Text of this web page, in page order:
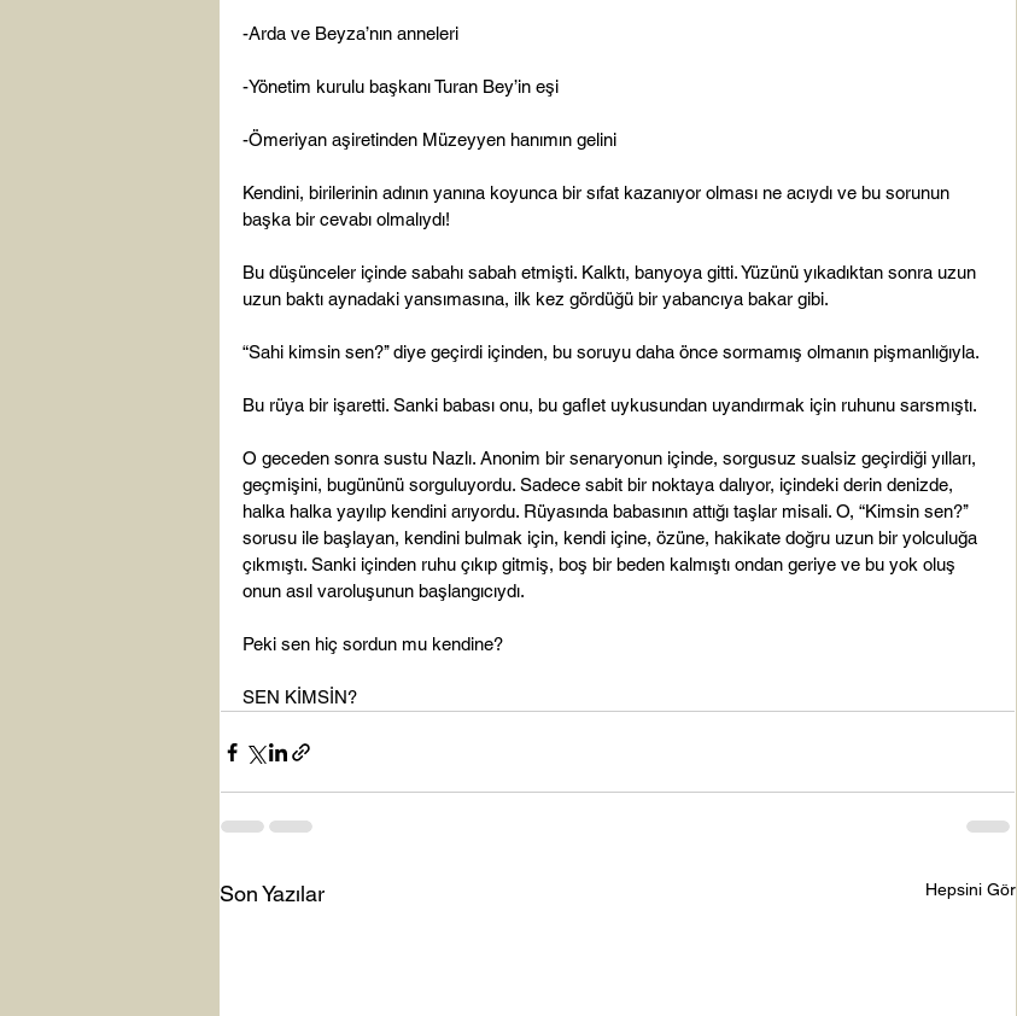
-Arda ve Beyza­’nın anneleri
-Yönetim kurulu başkanı Turan Bey’in eşi
-Ömeriyan aşiretinden Müzeyyen hanımın gelini
Kendini, birilerinin adının yanına koyunca bir sıfat kazanıyor olması ne acıydı ve bu sorunun
başka bir cevabı olmalıydı!
Bu düşünceler içinde sabahı sabah etmişti. Kalktı, banyoya gitti. Yüzünü yıkadıktan sonra uzun
uzun baktı aynadaki yansımasına, ilk kez gördüğü bir yabancıya bakar gibi.
“Sahi kimsin sen?’’ diye geçirdi içinden, bu soruyu daha önce sormamış olmanın pişmanlığıyla.
Bu rüya bir işaretti. Sanki babası onu, bu gaflet uykusundan uyandırmak için ruhunu sarsmıştı.
O geceden sonra sustu Nazlı. Anonim bir senaryonun içinde, sorgusuz sualsiz geçirdiği yılları,
geçmişini, bugününü sorguluyordu. Sadece sabit bir noktaya dalıyor, içindeki derin denizde,
halka halka yayılıp kendini arıyordu. Rüyasında babasının attığı taşlar misali. O, “Kimsin sen?’’
sorusu ile başlayan, kendini bulmak için, kendi içine, özüne, hakikate doğru uzun bir yolculuğa
çıkmıştı. Sanki içinden ruhu çıkıp gitmiş, boş bir beden kalmıştı ondan geriye ve bu yok oluş
onun asıl varoluşunun başlangıcıydı.
Peki sen hiç sordun mu kendine?
SEN KİMSİN?
Son Yazılar Hepsini Gör